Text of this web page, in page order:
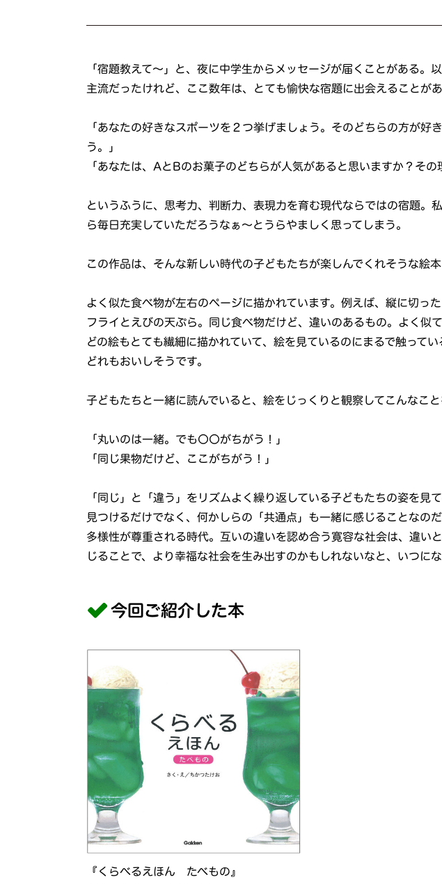
「宿題教えて～」と、夜に中学生からメッセージが届くことがある。
主流だったけれど、ここ数年は、とても愉快な宿題に出会えることが
「あなたの好きなスポーツを２つ挙げましょう。そのどちらの方が好
う。」
「あなたは、AとBのお菓子のどちらが人気があると思いますか？その
というふうに、思考力、判断力、表現力を育む現代ならではの宿題。
ら毎日充実していただろうなぁ～とうらやましく思ってしまう。
この作品は、そんな新しい時代の子どもたちが楽しんでくれそうな絵本
よく似た食べ物が左右のページに描かれています。例えば、縦に切っ
フライとえびの天ぷら。同じ食べ物だけど、違いのあるもの。よく似
どの絵もとても繊細に描かれていて、絵を見ているのにまるで触ってい
どれもおいしそうです。
子どもたちと一緒に読んでいると、絵をじっくりと観察してこんなこと
「丸いのは一緒。でも〇〇がちがう！」
「同じ果物だけど、ここがちがう！」
「同じ」と「違う」をリズムよく繰り返している子どもたちの姿を見
見つけるだけでなく、何かしらの「共通点」も一緒に感じることなのだ
多様性が尊重される時代。互いの違いを認め合う寛容な社会は、違い
じることで、より幸福な社会を生み出すのかもしれないなと、いつに
今回ご紹介した本
『くらべるえほん たべもの』